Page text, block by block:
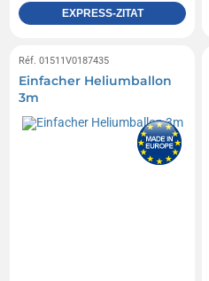
EXPRESS-ZITAT
Réf. 01511V0187435
Einfacher Heliumballon
3m